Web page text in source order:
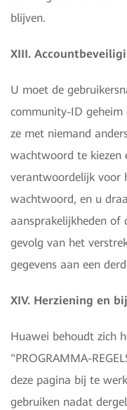
blijven.
XIII.
U moet de
community-ID geheim
ze met niemand
wachtwoord te kiezen
verantwoordelijk voor
wachtwoord, en u
aansprakelijkheden of
gevolg van het
gegevens aan een
XIV. Herziening en
Huawei behoudt zich
"PROGRAMMA-
deze pagina bij te
gebruiken nadat